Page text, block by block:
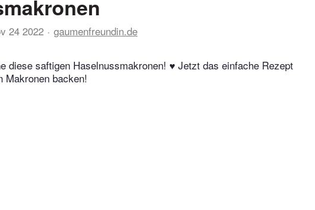
24 2022 gaumenfreundin.de
diese saftigen Haselnussmakronen! ♥︎ Jetzt das einfache Rezept
Makronen backen!